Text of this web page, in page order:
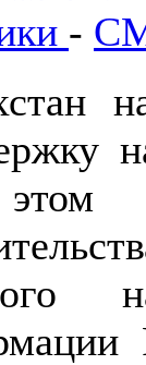
-